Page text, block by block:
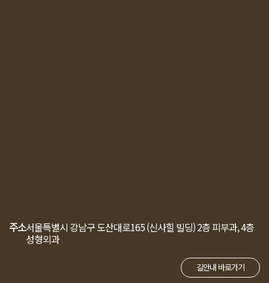
주소서울특별시 강남구 도산대로165 (신사힐 빌딩)2층 피부과, 4층
성형외과
길안내 바로가기